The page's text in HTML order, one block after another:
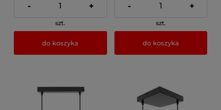
- +
szt.
do koszyka
- +
szt.
do koszyka